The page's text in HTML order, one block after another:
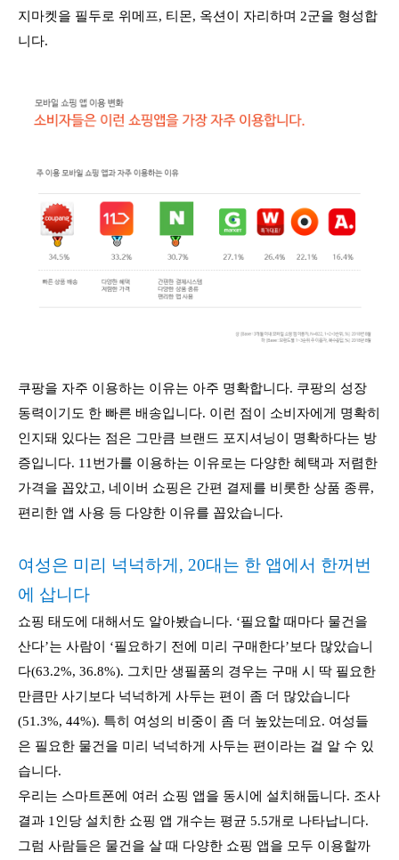
지마켓을 필두로 위메프, 티몬, 옥션이 자리하며 2군을 형성합
니다.
쿠팡을 자주 이용하는 이유는 아주 명확합니다. 쿠팡의 성장
동력이기도 한 빠른 배송입니다. 이런 점이 소비자에게 명확히
인지돼 있다는 점은 그만큼 브랜드 포지셔닝이 명확하다는 방
증입니다. 11번가를 이용하는 이유로는 다양한 혜택과 저렴한
가격을 꼽았고, 네이버 쇼핑은 간편 결제를 비롯한 상품 종류,
편리한 앱 사용 등 다양한 이유를 꼽았습니다.
여성은 미리 넉넉하게, 20대는 한 앱에서 한꺼번
에 삽니다
쇼핑 태도에 대해서도 알아봤습니다. ‘필요할 때마다 물건을
산다’는 사람이 ‘필요하기 전에 미리 구매한다’보다 많았습니
다(63.2%, 36.8%). 그치만 생필품의 경우는 구매 시 딱 필요한
만큼만 사기보다 넉넉하게 사두는 편이 좀 더 많았습니다
(51.3%, 44%). 특히 여성의 비중이 좀 더 높았는데요. 여성들
은 필요한 물건을 미리 넉넉하게 사두는 편이라는 걸 알 수 있
습니다.
우리는 스마트폰에 여러 쇼핑 앱을 동시에 설치해둡니다. 조사
결과 1인당 설치한 쇼핑 앱 개수는 평균 5.5개로 나타납니다.
그럼 사람들은 물건을 살 때 다양한 쇼핑 앱을 모두 이용할까